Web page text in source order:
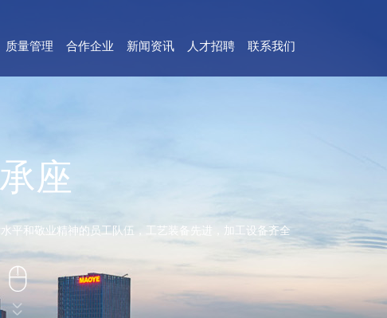
质量管理 合作企业 新闻资讯 人才招聘 联系我们
座
平和敬业精神的员工队伍，工艺装备先进，加工设备齐全


